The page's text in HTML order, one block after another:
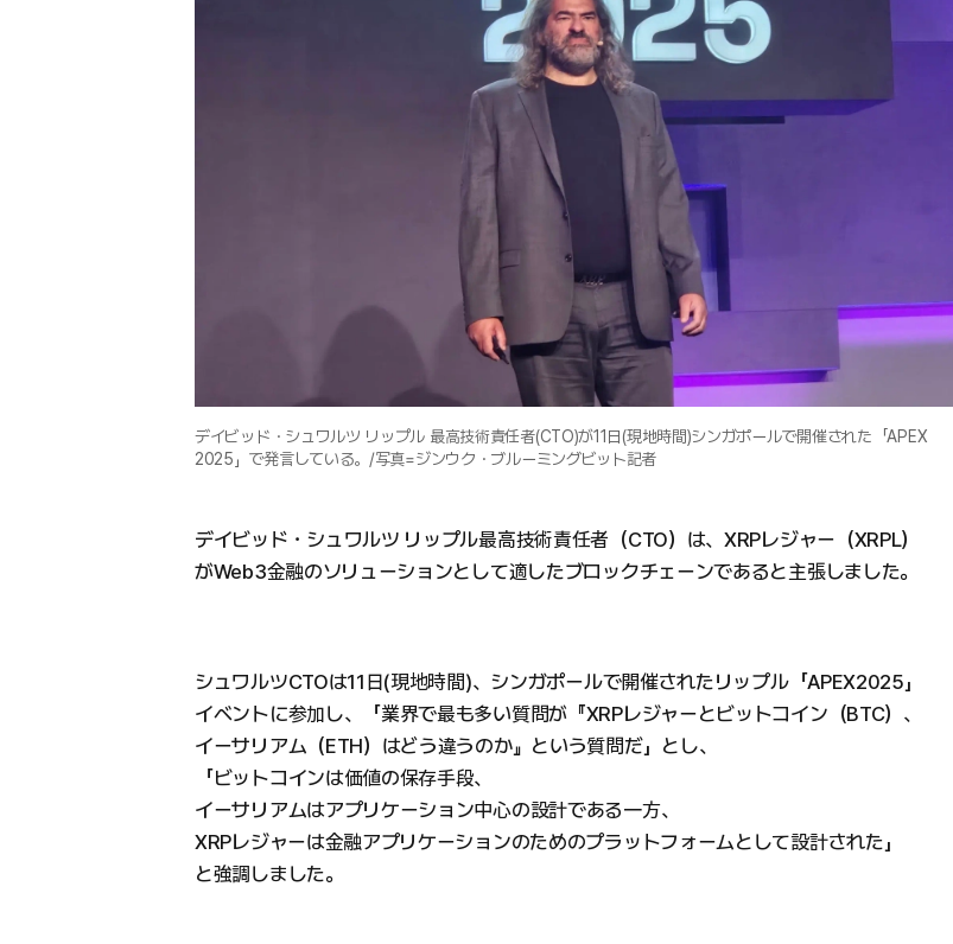
デイビッド・シュワルツ リップル 最高技術責任者(CTO)が11日(現地時間)シンガポールで開催された「APEX
2025」で発言している。/写真=ジンウク・ブルーミングビット記者
デイビッド・シュワルツ リップル最高技術責任者（CTO）は、XRPレジャー（XRPL）
がWeb3金融のソリューションとして適したブロックチェーンであると主張しました。
シュワルツCTOは11日(現地時間)、シンガポールで開催されたリップル「APEX2025」
イベントに参加し、「業界で最も多い質問が『XRPレジャーとビットコイン（BTC）、
イーサリアム（ETH）はどう違うのか』という質問だ」とし、
「ビットコインは価値の保存手段、
イーサリアムはアプリケーション中心の設計である一方、
XRPレジャーは金融アプリケーションのためのプラットフォームとして設計された」
と強調しました。